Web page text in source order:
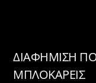
ΔΙΑΦΗΜΙΣΗ
ΜΠΛΟΚΑΡΕΙΣ